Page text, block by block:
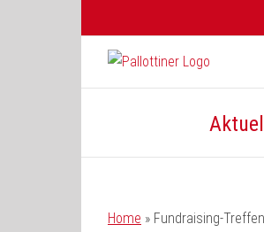
Home » Fundraising-